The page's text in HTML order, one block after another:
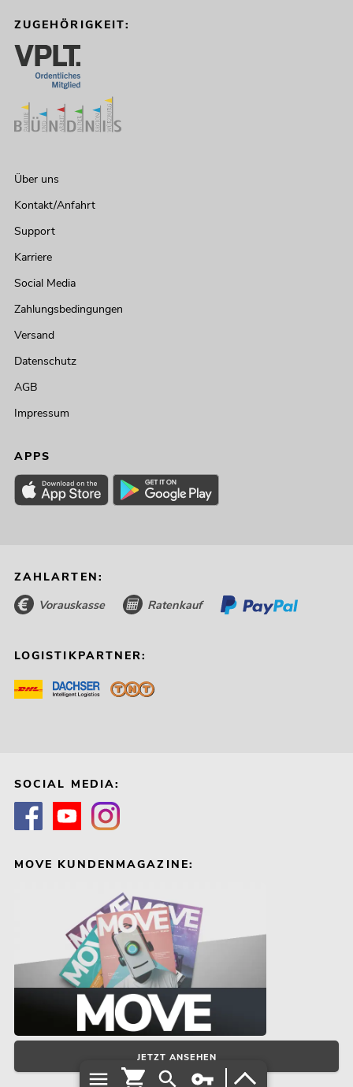
ZUGEHÖRIGKEIT:
Über uns
Kontakt/Anfahrt
Support
Karriere
Social Media
Zahlungsbedingungen
Versand
Datenschutz
AGB
Impressum
APPS
ZAHLARTEN:
Vorauskasse Ratenkauf
LOGISTIKPARTNER:
SOCIAL MEDIA:
MOVE KUNDENMAGAZINE:
JETZT ANSEHEN